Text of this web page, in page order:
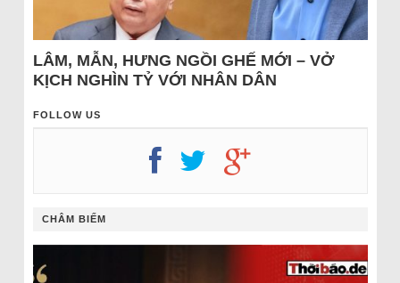
LÂM, MẪN, HƯNG NGỒI GHẾ MỚI – VỞ
KỊCH NGHÌN TỶ VỚI NHÂN DÂN
FOLLOW US
CHÂM BIẾM